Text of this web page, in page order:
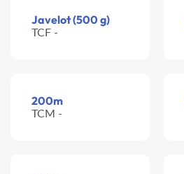
Javelot (500 g)
TCF -
200m
TCM -